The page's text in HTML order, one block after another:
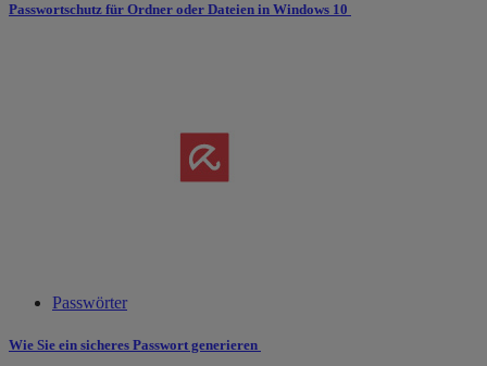
Passwortschutz für Ordner oder Dateien in Windows 10
Passwörter
Wie Sie ein sicheres Passwort generieren